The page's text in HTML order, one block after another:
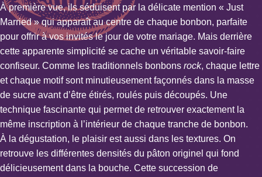
À première vue, ils séduisent par la délicate mention « Just
Married » qui apparaît au centre de chaque bonbon, parfaite
pour offrir à vos invités le jour de votre mariage. Mais derrière
cette apparente simplicité se cache un véritable savoir-faire
confiseur. Comme les traditionnels bonbons rock, chaque lettre
et chaque motif sont minutieusement façonnés dans la masse
de sucre avant d’être étirés, roulés puis découpés. Une
technique fascinante qui permet de retrouver exactement la
même inscription à l’intérieur de chaque tranche de bonbon.
À la dégustation, le plaisir est aussi dans les textures. On
retrouve les différentes densités du pâton originel qui fond
délicieusement dans la bouche. Cette succession de